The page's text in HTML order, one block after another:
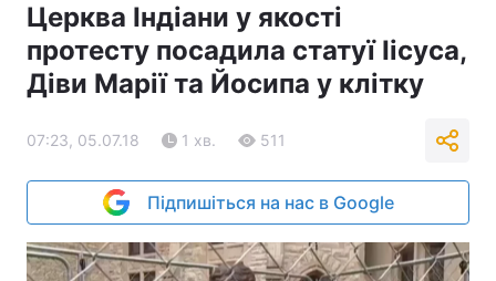
Церква Індіани у якості
протесту посадила статуї Іісуса,
Діви Марії та Йосипа у клітку
07:23, 05.07.18 1 хв. 511
Підпишіться на нас в Google